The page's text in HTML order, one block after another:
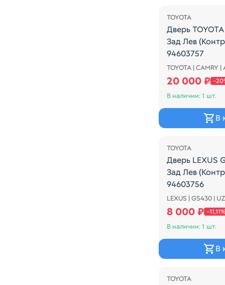
TOYOTA
Дверь
Зад Лев
94603757
Дверь
TOYOTA | CAMRY |
20 000 ₽ -
В наличии: 1 шт.
В
Распродажа
TOYOTA
Дверь LEXUS
Зад Лев
94603756
Дверь LEXUS
LEXUS | GS430 |
8 000 ₽ -11,11%
В наличии: 1 шт.
В
Распродажа
TOYOTA